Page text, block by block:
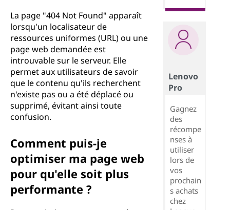
La page "404 Not Found" apparaît
lorsqu'un localisateur de
ressources uniformes (URL) ou une
page web demandée est
introuvable sur le serveur. Elle
permet aux utilisateurs de savoir
que le contenu qu'ils recherchent
n'existe pas ou a été déplacé ou
supprimé, évitant ainsi toute
confusion.
Comment puis-je
optimiser ma page web
pour qu'elle soit plus
performante ?
Lenovo
Pro
Gagnez
des
récompe
nses à
utiliser
lors de
vos
prochain
s achats
chez